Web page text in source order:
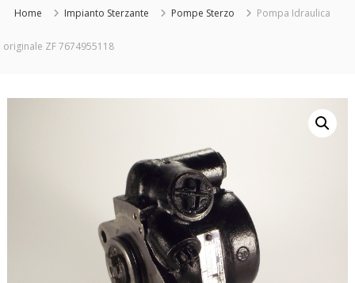
veicolo?
Walter
Home Impianto Sterzante Pompe Sterzo Pompa Idraulica
originale ZF 7674955118